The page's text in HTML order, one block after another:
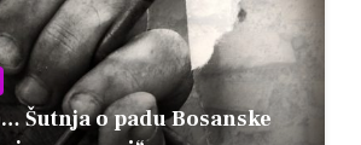
Šutnja o padu Bosanske